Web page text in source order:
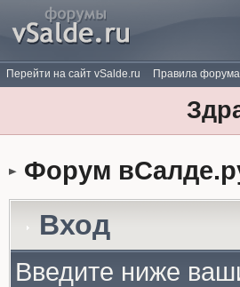
Перейти на сайт vSalde.ru Правила форума
Форум
Вход
Введите ниже